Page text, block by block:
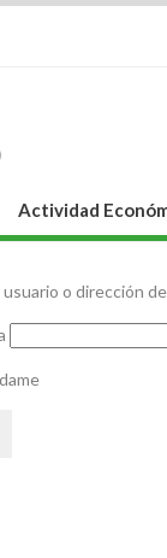
Actividad
o dirección